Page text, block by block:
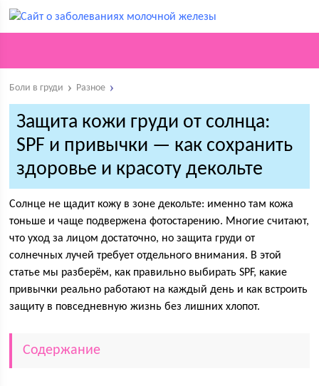
Боли в груди Разное
Защита кожи груди от солнца:
SPF и привычки — как сохранить
здоровье и красоту декольте
Солнце не щадит кожу в зоне декольте: именно там кожа
тоньше и чаще подвержена фотостарению. Многие считают,
что уход за лицом достаточно, но защита груди от
солнечных лучей требует отдельного внимания. В этой
статье мы разберём, как правильно выбирать SPF, какие
привычки реально работают на каждый день и как встроить
защиту в повседневную жизнь без лишних хлопот.
Содержание